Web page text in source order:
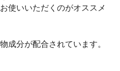
使いいただくのがオススメ
成分が配合されています。